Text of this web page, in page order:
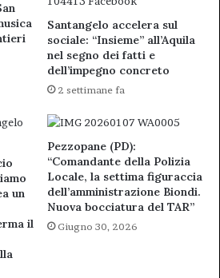
Santangelo accelera sul
sociale: “Insieme” all’Aquila
nel segno dei fatti e
dell’impegno concreto
2 settimane fa
un
il
Pezzopane (PD):
“Comandante della Polizia
Locale, la settima figuraccia
dell’amministrazione Biondi.
Nuova bocciatura del TAR”
Giugno 30, 2026